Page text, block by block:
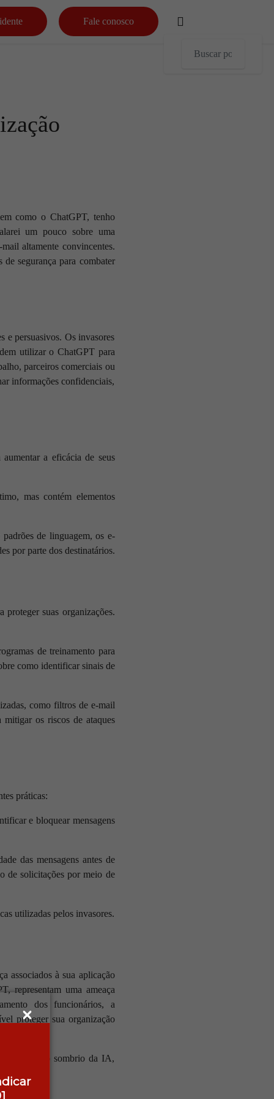
Fale conosco
como o ChatGPT, tenho
um pouco sobre uma
altamente convincentes.
segurança para combater
e persuasivos. Os invasores
utilizar o ChatGPT para
parceiros comerciais ou
informações confidenciais,
a eficácia de seus
mas contém elementos
de linguagem, os e-
por parte dos destinatários.
proteger suas organizações.
de treinamento para
como identificar sinais de
como filtros de e-mail
mitigar os riscos de ataques
práticas:
e bloquear mensagens
das mensagens antes de
de solicitações por meio de
utilizadas pelos invasores.
associados à sua aplicação
representam uma ameaça
dos funcionários, a
proteger sua organização
o lado sombrio da IA,